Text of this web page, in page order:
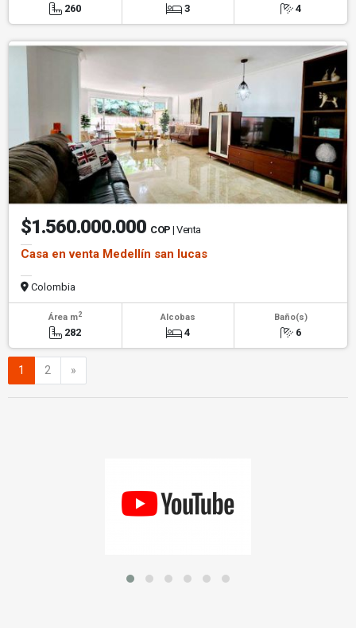
260 3 4
$1.560.000.000 COP | Venta
Casa en venta Medellín san lucas
Colombia
Área m2
282
Alcobas
4
Baño(s)
6
1 2 »